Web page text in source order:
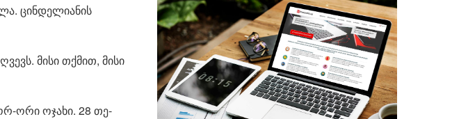
ცინდელიანის
მისი თქმით, მისი
ორი ოჯა­ხი. 28 თე­